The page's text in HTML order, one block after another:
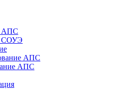
АПС
СОУЭ
АПС
АПС